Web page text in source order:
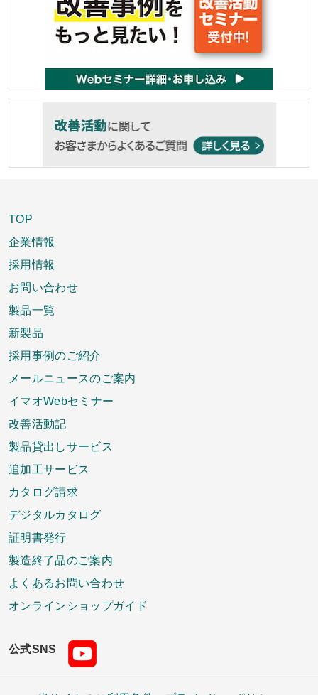
TOP
企業情報
採用情報
お問い合わせ
製品一覧
新製品
採用事例のご紹介
メールニュースのご案内
イマオWebセミナー
改善活動記
製品貸出しサービス
追加工サービス
カタログ請求
デジタルカタログ
証明書発行
製造終了品のご案内
よくあるお問い合わせ
オンラインショップガイド
公式SNS